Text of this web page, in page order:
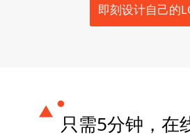
即刻设计自己的
只需5分钟，在